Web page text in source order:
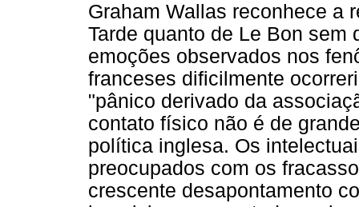
Graham Wallas reconhece a
Tarde quanto de Le Bon sem
emoções observados nos
franceses dificilmente
"pânico derivado da
contato físico não é de
política inglesa. Os
preocupados com os
crescente desapontamento